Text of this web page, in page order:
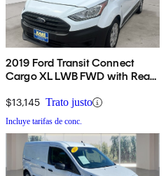
2019 Ford Transit Connect
Cargo XL LWB FWD with Rear
$13,145 Trato justo
Incluye tarifas de conc.